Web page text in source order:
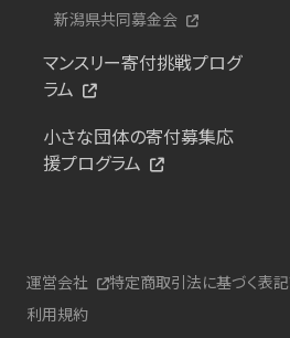
新潟県共同募金会
マンスリー寄付挑戦プログ
ラム
小さな団体の寄付募集応
援プログラム
運営会社 特定商取引法に基づく表記
利用規約